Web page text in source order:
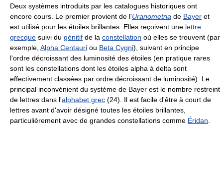
Deux systèmes introduits par les catalogues historiques ont
encore cours. Le premier provient de l'Uranometria de Bayer et
est utilisé pour les étoiles brillantes. Elles reçoivent une lettre
grecque suivi du génitif de la constellation où elles se trouvent (par
exemple, Alpha Centauri ou Beta Cygni), suivant en principe
l'ordre décroissant des luminosité des étoiles (en pratique rares
sont les constellations dont les étoiles alpha à delta sont
effectivement classées par ordre décroissant de luminosité). Le
principal inconvénient du système de Bayer est le nombre restreint
de lettres dans l'alphabet grec (24). Il est facile d'être à court de
lettres avant d'avoir désigné toutes les étoiles brillantes,
particulièrement avec de grandes constellations comme Éridan